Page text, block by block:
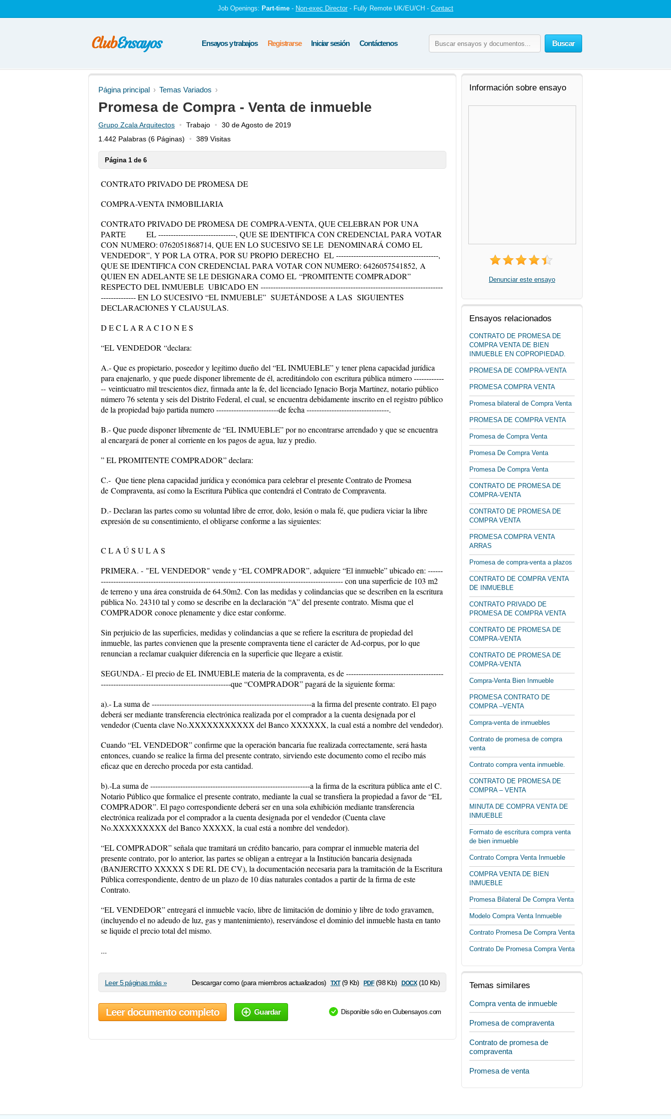
Job Openings: Part-time - Non-exec Director - Fully Remote UK/EU/CH - Contact
Buscar
Ensayos y trabajos Registrarse Iniciar sesión Contáctenos
Página principal Temas Variados
Promesa de Compra - Venta de inmueble
Grupo Zcala Arquitectos Trabajo
30 de Agosto de 2019
1.442 Palabras (6 Páginas) 389 Visitas
Página 1 de 6
CONTRATO PRIVADO DEPROMESA DE
COMPRA-VENTA INMOBILIARIA
CONTRATO PRIVADO DEPROMESA DE COMPRA-VENTA, QUE CELEBRAN POR UNA
PARTE
EL-------------------------------, QUE SE IDENTIFICA CON CREDENCIAL PARA VOTAR
CON NUMERO: 0762051868714, QUE EN LO SUCESIVO SE LE DENOMINARÁ COMO EL
VENDEDOR”, Y POR LA OTRA, POR SU PROPIO DERECHO EL-----------------------------------------,
QUE SE IDENTIFICA CON CREDENCIAL PARA VOTAR CON NUMERO: 6426057541852, A
QUIEN EN ADELANTE SE LE DESIGNARA COMO EL “PROMITENTECOMPRADOR”
RESPECTO DEL INMUEBLE UBICADO EN-------------------------------------------------------------------------
--------------EN LO SUCESIVO “EL INMUEBLE” SUJETÁNDOSE A LAS SIGUIENTES
DECLARACIONES Y CLAUSULAS.
D E C L A R A C I O N E S
“EL VENDEDOR “declara:
A.- Que es propietario, poseedor y legítimo dueño del “EL INMUEBLE” y tener plena capacidad jurídica
para enajenarlo, y que puede disponer libremente de él, acreditándolo con escritura pública número------------
-- veinticuatro mil trescientos diez, firmada ante la fe, del licenciado Ignacio Borja Martínez, notario público
número 76 setenta y seis del Distrito Federal, el cual, se encuentra debidamente inscrito en el registro público
de la propiedad bajo partida numero -------------------------de fecha ---------------------------------.
B.- Que puede disponer libremente de “EL INMUEBLE” por no encontrarse arrendado y que se encuentra
al encargará de poner al corriente en los pagos de agua, luz y predio.
” ELPROMITENTECOMPRADOR” declara:
C.- Que tiene plena capacidad jurídica y económica para celebrar el presente Contrato dePromesa
de Compraventa, así como la Escritura Pública que contendrá el Contrato de Compraventa.
D.- Declaran las partes como su voluntad libre de error, dolo, lesión o mala fé, que pudiera viciar la libre
expresión de su consentimiento, el obligarse conforme a las siguientes:
C L A Ú S U L A S
PRIMERA. - "EL VENDEDOR" vende y “EL COMPRADOR”, adquiere “El inmueble” ubicado en: ------
-------------------------------------------------------------------------------------------------con una superficie de 103 m2
de terreno y una área construida de 64.50m2. Con las medidas y colindancias que se describen en la escritura
pública No. 24310 tal y como se describe en la declaración “A” del presente contrato. Misma que el
COMPRADOR conoce plenamente y dice estar conforme.
Sin perjuicio de las superficies, medidas y colindancias a que se refiere la escritura de propiedad del
inmueble, las partes convienen que la presente compraventa tiene el carácter de Ad-corpus, por lo que
renuncian a reclamar cualquier diferencia en la superficie que llegare a existir.
SEGUNDA.-El precio de EL INMUEBLE materia de la compraventa, es de---------------------------------------
----------------------------------------------------que “COMPRADOR” pagará de la siguiente forma:
a).- La suma de ----------------------------------------------------------------a la firma del presente contrato. El pago
deberá ser mediante transferencia electrónica realizada por el comprador a la cuenta designada por el
vendedor (Cuenta clave No.XXXXXXXXXXX del Banco XXXXXX, la cual está a nombre del vendedor).
Cuando “EL VENDEDOR” confirme que la operación bancaria fue realizada correctamente, será hasta
entonces, cuando se realice la firma del presente contrato, sirviendo este documento como el recibo más
eficaz que en derecho proceda por esta cantidad.
b).-La suma de ----------------------------------------------------------------a la firma de la escritura pública ante el C.
Notario Público que formalice el presente contrato, mediante la cual se transfiera la propiedad a favor de “EL
COMPRADOR”. El pago correspondiente deberá ser en una sola exhibición mediante transferencia
electrónica realizada por el comprador a la cuenta designada por el vendedor (Cuenta clave
No.XXXXXXXXX del Banco XXXXX, la cual está a nombre del vendedor).
“EL COMPRADOR” señala que tramitará un crédito bancario, para comprar el inmueble materia del
presente contrato, por lo anterior, las partes se obligan a entregar a la Institución bancaria designada
(BANJERCITO XXXXX S DE RL DE CV), la documentación necesaria para la tramitación de la Escritura
Pública correspondiente, dentro de un plazo de 10 días naturales contados a partir de la firma de este
Contrato.
“EL VENDEDOR” entregará el inmueble vacío, libre de limitación de dominio y libre de todo gravamen,
(incluyendo el no adeudo de luz, gas y mantenimiento), reservándose el dominio del inmueble hasta en tanto
se liquide el precio total del mismo.
...
Descargar como (para miembros actualizados) txt(9 Kb) pdf(98 Kb) docx(10 Kb)
Leer 5 páginas más »
Leer documento completo Guardar Disponible sólo en Clubensayos.com
Información sobre ensayo
Denunciar este ensayo
Ensayos relacionados
CONTRATO DE PROMESA DE
COMPRA VENTA DE BIEN
INMUEBLE EN COPROPIEDAD.
PROMESA DE COMPRA-VENTA
PROMESA COMPRA VENTA
Promesa bilateral de Compra Venta
PROMESA DE COMPRA VENTA
Promesa de Compra Venta
Promesa De Compra Venta
Promesa De Compra Venta
CONTRATO DE PROMESA DE
COMPRA-VENTA
CONTRATO DE PROMESA DE
COMPRA VENTA
PROMESA COMPRA VENTA
ARRAS
Promesa de compra-venta a plazos
CONTRATO DE COMPRA VENTA
DE INMUEBLE
CONTRATO PRIVADO DE
PROMESA DE COMPRA VENTA
CONTRATO DE PROMESA DE
COMPRA-VENTA
CONTRATO DE PROMESA DE
COMPRA-VENTA
Compra-Venta Bien Inmueble
PROMESA CONTRATO DE
COMPRA –VENTA
Compra-venta de inmuebles
Contrato de promesa de compra
venta
Contrato compra venta inmueble.
CONTRATO DE PROMESA DE
COMPRA – VENTA
MINUTA DE COMPRA VENTA DE
INMUEBLE
Formato de escritura compra venta
de bien inmueble
Contrato Compra Venta Inmueble
COMPRA VENTA DE BIEN
INMUEBLE
Promesa Bilateral De Compra Venta
Modelo Compra Venta Inmueble
Contrato Promesa De Compra Venta
Contrato De Promesa Compra Venta
Temas similares
Compra venta de inmueble
Promesa de compraventa
Contrato de promesa de
compraventa
Promesa de venta